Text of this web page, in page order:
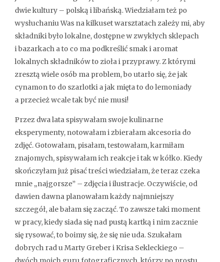
dwie kultury – polską i libańską. Wiedziałam też po
wysłuchaniu Was na kilkuset warsztatach zależy mi, aby
składniki było lokalne, dostępne w zwykłych sklepach
i bazarkach a to co ma podkreślić smak i aromat
lokalnych składników to zioła i przyprawy. Z którymi
zresztą wiele osób ma problem, bo utarło się, że jak
cynamon to do szarlotki a jak mięta to do lemoniady
a przecież wcale tak być nie musi!
Przez dwa lata spisywałam swoje kulinarne
eksperymenty, notowałam i zbierałam akcesoria do
zdjęć. Gotowałam, pisałam, testowałam, karmiłam
znajomych, spisywałam ich reakcje i tak w kółko. Kiedy
skończyłam już pisać treści wiedziałam, że teraz czeka
mnie „najgorsze” – zdjęcia i ilustracje. Oczywiście, od
dawien dawna planowałam każdy najmniejszy
szczegół, ale bałam się zacząć. To zawsze taki moment
w pracy, kiedy siada się nad pustą kartką i nim zacznie
się rysować, to boimy się, że się nie uda. Szukałam
dobrych rad u Marty Greber i Krisa Sekleckiego –